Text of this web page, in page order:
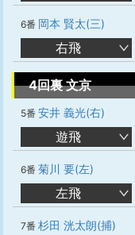
6番 岡本 賢太(三)
右飛
4回裏 文京
5番 安井 義光(右)
遊飛
6番 菊川 要(左)
左飛
7番 杉田 洸太朗(捕)